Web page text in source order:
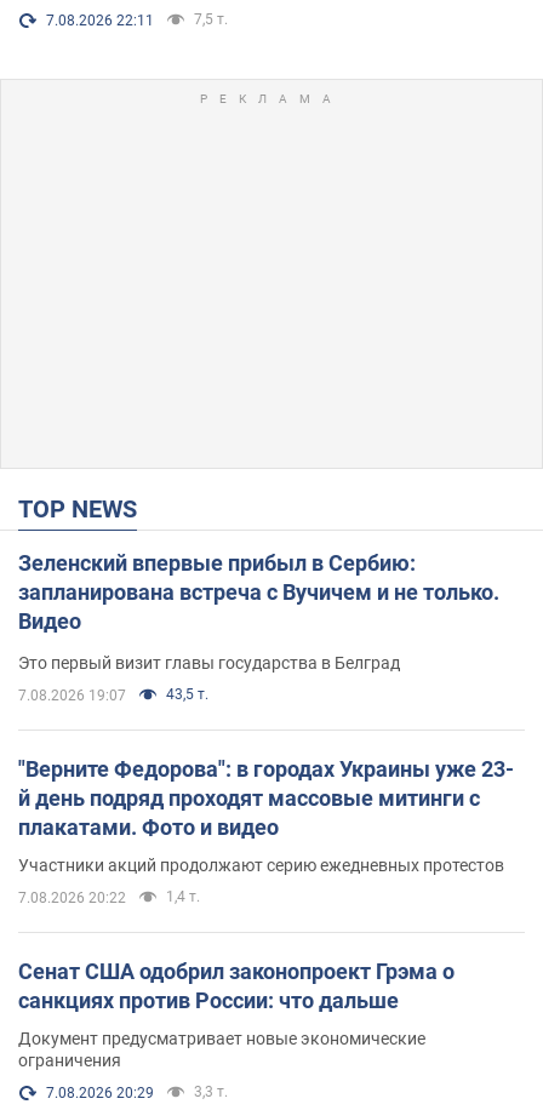
7.08.2026 22:11 7,5 т.
TOP NEWS
Зеленский впервые прибыл в Сербию:
запланирована встреча с Вучичем и не только.
Видео
Это первый визит главы государства в Белград
7.08.2026 19:07 43,5 т.
"Верните Федорова": в городах Украины уже 23-
й день подряд проходят массовые митинги с
плакатами. Фото и видео
Участники акций продолжают серию ежедневных протестов
7.08.2026 20:22 1,4 т.
Сенат США одобрил законопроект Грэма о
санкциях против России: что дальше
Документ предусматривает новые экономические
ограничения
7.08.2026 20:29 3,3 т.